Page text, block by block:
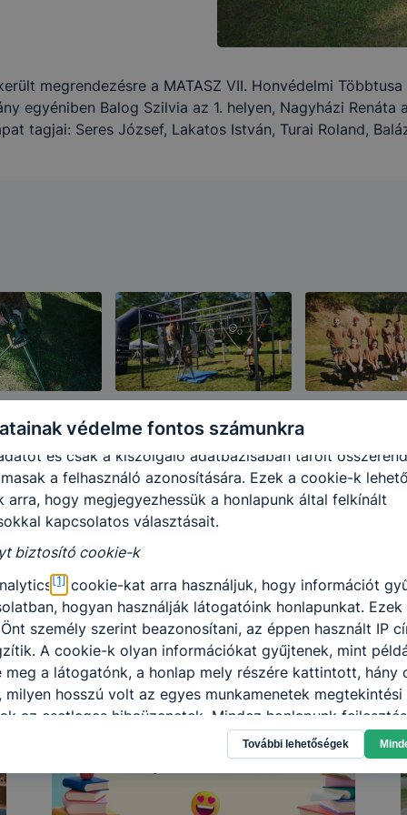
megrendezésre a MATASZ VII. Honvédelmi
egyéniben Balog Szilvia az 1. helyen, Nagyházi
tagjai: Seres József, Lakatos István, Turai Roland,
védelme fontos számunkra
Képzéstámogató Központ Zrt. milyen célból és
hogyan használja Ön a honlapot és a honlap melyik
leginkább)
törlődnek a számítógépéről. Ezen cookie-k
Önnek honlapunk használatát.
elősegítő "maradandó sütik" (persistent cookie)
sütik" a honlap elhagyását követően is tárolódnak a
látogatót. A „maradandó sütik” önmagukban
és csak a kiszolgáló adatbázisában tárolt
a felhasználó azonosítására. Ezek a cookie-k
arra, hogy megjegyezhessük a honlapunk által felkínált
kapcsolatos választásait.
biztosító cookie-k
[1] cookie-kat arra használjuk, hogy információt
hogyan használják látogatóink honlapunkat.
személy szerint beazonosítani, az éppen használt IP
A cookie-k olyan információkat gyűjtenek, mint
meg a látogatónk, a honlap mely részére kattintott, hány
milyen hosszú volt az egyes munkamenetek megtekintési
az esetleges hibaüzenetek. Mindez honlapunk
számára biztosított élmények javítása céljából történik.
További lehetőségek